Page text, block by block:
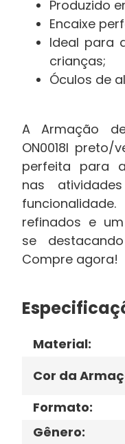
Produzido
Encaixe
Ideal para
crianças;
Óculos de
A Armação
ON0018I
perfeita para
nas
refinados e
se
Compre agora!
Material:
Cor da
Formato:
Gênero: